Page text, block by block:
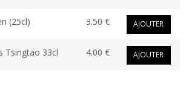
(25cl) 3.50 € AJOUTER
Tsingtao 33cl 4.00 € AJOUTER